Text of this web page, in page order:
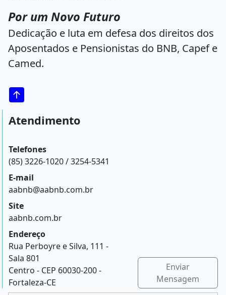
Por um Novo Futuro
Dedicação e luta em defesa dos direitos dos
Aposentados e Pensionistas do BNB, Capef e
Camed.
Atendimento
Telefones
(85) 3226-1020 / 3254-5341
E-mail
aabnb@aabnb.com.br
Site
aabnb.com.br
Endereço
Rua Perboyre e Silva, 111 -
Sala 801
Centro - CEP 60030-200 -
Fortaleza-CE
Enviar
Mensagem